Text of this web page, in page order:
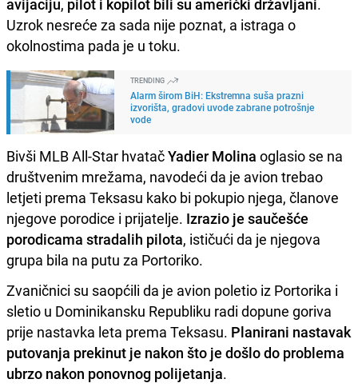
Uzrok nesreće za sada nije poznat, a istraga o
okolnostima pada je u toku.
TRENDING
Alarm širom BiH: Ekstremna suša prazni
izvorišta, gradovi uvode zabrane potrošnje
vode
Bivši MLB All-Star hvatačYadier Molina oglasio se na
društvenim mrežama, navodeći da je avion trebao
letjeti prema Teksasu kako bi pokupio njega, članove
njegove porodice i prijatelje. Izrazio je saučešće
porodicama stradalih pilota, ističući da je njegova
grupa bila na putu za Portoriko.
Zvaničnici su saopćili da je avion poletio iz Portorika i
sletio u Dominikansku Republiku radi dopune goriva
prije nastavka leta prema Teksasu. Planirani nastavak
putovanja prekinut je nakon što je došlo do problema
ubrzo nakon ponovnog polijetanja.